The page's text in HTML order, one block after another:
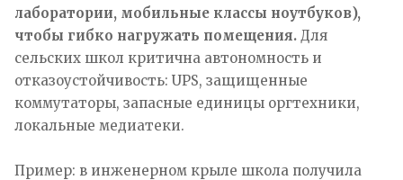
лаборатории, мобильные классы ноутбуков),
чтобы гибко нагружать помещения. Для
сельских школ критична автономность и
отказоустойчивость: UPS, защищенные
коммутаторы, запасные единицы оргтехники,
локальные медиатеки.
Пример: в инженерном крыле школа получила